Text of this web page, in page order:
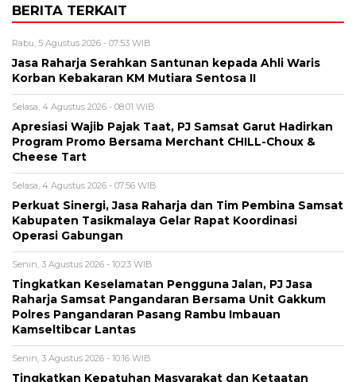
BERITA TERKAIT
Rabu, 5 Agustus 2026 - 07:53 WIB
Jasa Raharja Serahkan Santunan kepada Ahli Waris
Korban Kebakaran KM Mutiara Sentosa II
Selasa, 4 Agustus 2026 - 08:01 WIB
Apresiasi Wajib Pajak Taat, PJ Samsat Garut Hadirkan
Program Promo Bersama Merchant CHILL-Choux &
Cheese Tart
Selasa, 4 Agustus 2026 - 07:56 WIB
Perkuat Sinergi, Jasa Raharja dan Tim Pembina Samsat
Kabupaten Tasikmalaya Gelar Rapat Koordinasi
Operasi Gabungan
Senin, 3 Agustus 2026 - 10:23 WIB
Tingkatkan Keselamatan Pengguna Jalan, PJ Jasa
Raharja Samsat Pangandaran Bersama Unit Gakkum
Polres Pangandaran Pasang Rambu Imbauan
Kamseltibcar Lantas
Senin, 3 Agustus 2026 - 10:16 WIB
Tingkatkan Kepatuhan Masyarakat dan Ketaatan